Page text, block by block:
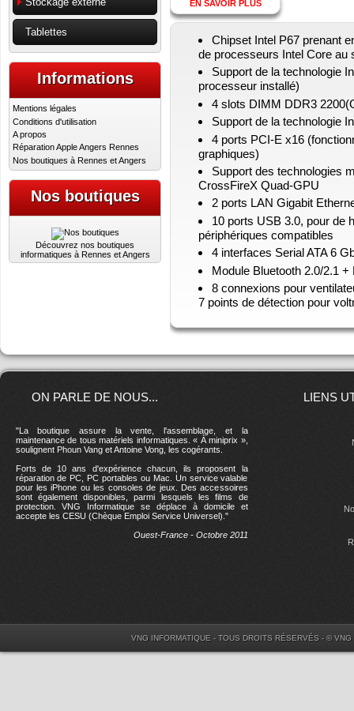
Tablettes
Informations
Mentions légales
Conditions d'utilisation
A propos
Réparation Apple Angers Rennes
Nos boutiques à Rennes et Angers
Nos boutiques
Découvrez nos boutiques
informatiques à Rennes et Angers
EN SAVOIR PLUS
Chipset Intel P67 prenant
de processeurs Intel Core au
Support de la technologie
processeur installé)
4 slots DIMM DDR3
Support de la technologie
4 ports PCI-E x16
graphiques)
Support des technologies
CrossFireX Quad-GPU
2 ports LAN Gigabit
10 ports USB 3.0, pour de
périphériques compatibles
4 interfaces Serial ATA 6
Module Bluetooth 2.0/2.1
8 connexions pour
7 points de détection pour
ON PARLE DE NOUS...
"La boutique assure la vente, l'assemblage, et la
maintenance de tous matériels informatiques. « À miniprix »,
soulignent Phoun Vang et Antoine Vong, les cogérants.
Forts de 10 ans d'expérience chacun, ils proposent la
réparation de PC, PC portables ou Mac. Un service valable
pour les iPhone ou les consoles de jeux. Des accessoires
sont également disponibles, parmi lesquels les films de
protection. VNG Informatique se déplace à domicile et
accepte les CESU (Chèque Emploi Service Universel)."
Ouest-France - Octobre 2011
LIENS
VNG INFORMATIQUE - TOUS DROITS RÉSERVÉS - ©